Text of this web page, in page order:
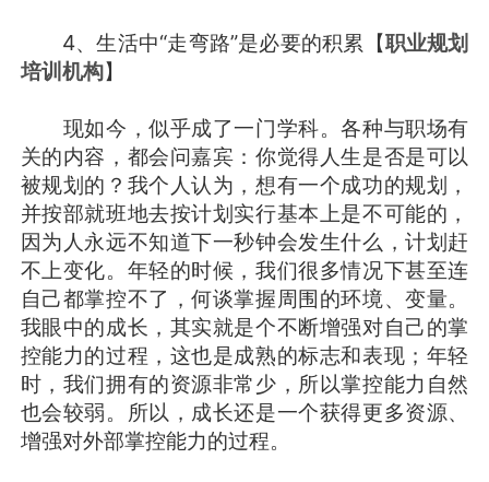
4、生活中“走弯路”是必要的积累【职业规划
培训机构】
现如今，似乎成了一门学科。各种与职场有
关的内容，都会问嘉宾：你觉得人生是否是可以
被规划的？我个人认为，想有一个成功的规划，
并按部就班地去按计划实行基本上是不可能的，
因为人永远不知道下一秒钟会发生什么，计划赶
不上变化。年轻的时候，我们很多情况下甚至连
自己都掌控不了，何谈掌握周围的环境、变量。
我眼中的成长，其实就是个不断增强对自己的掌
控能力的过程，这也是成熟的标志和表现；年轻
时，我们拥有的资源非常少，所以掌控能力自然
也会较弱。所以，成长还是一个获得更多资源、
增强对外部掌控能力的过程。